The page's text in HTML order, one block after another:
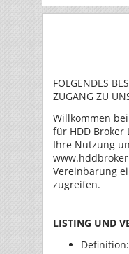
FOLGENDES
ZUGANG ZU
Willkommen
für HDD Broker
Ihre Nutzung
Vereinbarung
zugreifen.
LISTING UND